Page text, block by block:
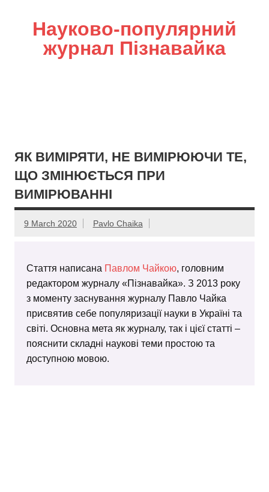
Науково-популярний
журнал Пізнавайка
ЯК ВИМІРЯТИ, НЕ ВИМІРЮЮЧИ ТЕ,
ЩО ЗМІНЮЄТЬСЯ ПРИ
ВИМІРЮВАННІ
9 March 2020 Pavlo Chaika
Стаття написана Павлом Чайкою, головним
редактором журналу «Пізнавайка». З 2013 року
з моменту заснування журналу Павло Чайка
присвятив себе популяризації науки в Україні та
світі. Основна мета як журналу, так і цієї статті –
пояснити складні наукові теми простою та
доступною мовою.